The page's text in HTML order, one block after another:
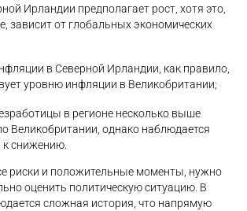
Ирландии предполагает рост, хотя это,
зависит от глобальных экономических
в Северной Ирландии, как правило,
уровню инфляции в Великобритании;
в регионе несколько выше
Великобритании, однако наблюдается
к снижению.
риски и положительные моменты, нужно
оценить политическую ситуацию. В
сложная история, что напрямую